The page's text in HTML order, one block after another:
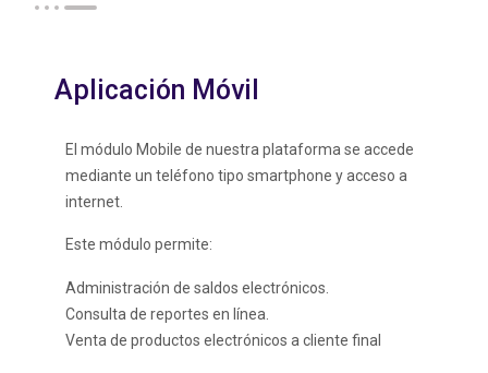
Aplicación Móvil
El módulo Mobile de nuestra plataforma se accede
mediante un teléfono tipo smartphone y acceso a
internet.
Este módulo permite:
Administración de saldos electrónicos.
Consulta de reportes en línea.
Venta de productos electrónicos a cliente final